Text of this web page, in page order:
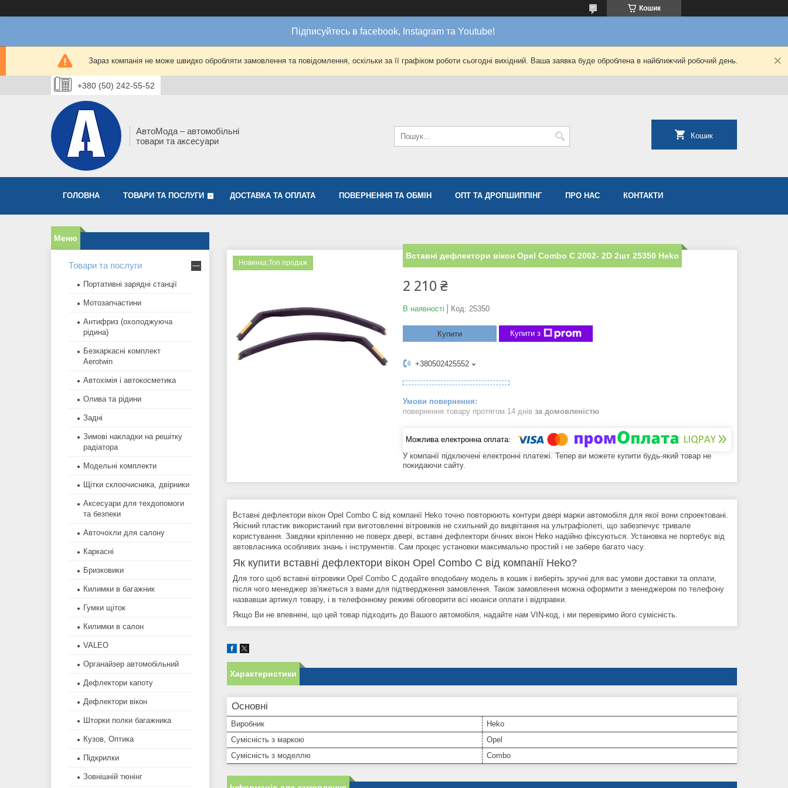
Кошик
Підписуйтесь в facebook, Instagram та Youtube!
Зараз компанія не може швидко обробляти замовлення та повідомлення, оскільки за її графіком роботи сьогодні вихідний. Ваша заявка буде оброблена в найближчий робочий день.
+380 (50) 242-55-52
АвтоМода – автомобільні
товари та аксесуари
Кошик
ГОЛОВНА ТОВАРИ ТА ПОСЛУГИ ДОСТАВКА ТА ОПЛАТА ПОВЕРНЕННЯ ТА ОБМІН ОПТ ТА ДРОПШИППІНГ ПРО НАС КОНТАКТИ
Новинка;Топ продаж
Вставні дефлектори вікон Opel Combo С 2002- 2D 2шт 25350 Heko
2 210 ₴
В наявності Код: 25350
Купити Купити з
+380502425552
повернення товару протягом 14 днів за домовленістю
У компанії підключені електронні платежі. Тепер ви можете купити будь-який товар не
покидаючи сайту.
Вставні дефлектори вікон Opel Combo С від компанії Heko точно повторюють контури двері марки автомобіля для якої вони спроектовані.
Якісний пластик використаний при виготовленні вітровиків не схильний до вицвітання на ультрафіолеті, що забезпечує тривале
користування. Завдяки кріпленню не поверх двері, вставні дефлектори бічних вікон Heko надійно фіксуються. Установка не портебує від
автовласника особливих знань і інструментів. Сам процес установки максимально простий і не забере багато часу.
Як купити вставні дефлектори вікон Opel Combo С від компанії Heko?
Для того щоб вставні вітровики Opel Combo С додайте вподобану модель в кошик і виберіть зручні для вас умови доставки та оплати,
після чого менеджер зв'яжеться з вами для підтвердження замовлення. Також замовлення можна оформити з менеджером по телефону
назвавши артикул товару, і в телефонному режимі обговорити всі нюанси оплати і відправки.
Якщо Ви не впевнені, що цей товар підходить до Вашого автомобіля, надайте нам VIN-код, і ми перевіримо його сумісність.
Характеристики
Основні
Виробник
Heko
Сумісність з маркою
Opel
Сумісність з моделлю
Combo
Товари та послуги
Портативні зарядні станції
Мотозапчастини
Антифриз (охолоджуюча
рідина)
Безкаркасні комплект
Aerotwin
Автохімія і автокосметика
Олива та рідини
Задні
Зимові накладки на решітку
радіатора
Модельні комплекти
Щітки склоочисника, двірники
Аксесуари для техдопомоги
та безпеки
Авточохли для салону
Каркасні
Бризковики
Килимки в багажник
Гумки щіток
Килимки в салон
VALEO
Органайзер автомобільний
Дефлектори капоту
Дефлектори вікон
Шторки полки багажника
Кузов, Оптика
Підкрилки
Зовнішній тюнінг